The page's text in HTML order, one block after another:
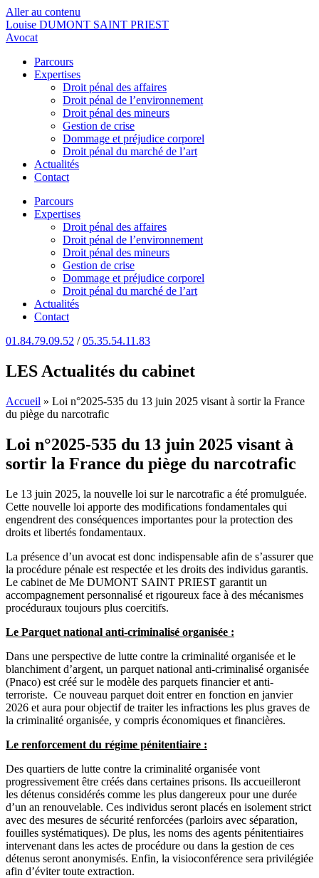
Aller au contenu
Louise DUMONT SAINT PRIEST
Avocat
Parcours
Expertises
Droit pénal des affaires
Droit pénal de l’environnement
Droit pénal des mineurs
Gestion de crise
Dommage et préjudice corporel
Droit pénal du marché de l’art
Actualités
Contact
Parcours
Expertises
Droit pénal des affaires
Droit pénal de l’environnement
Droit pénal des mineurs
Gestion de crise
Dommage et préjudice corporel
Droit pénal du marché de l’art
Actualités
Contact
01.84.79.09.52 /05.35.54.11.83
LES Actualités du cabinet
Accueil » Loi n°2025-535 du 13 juin 2025 visant à sortir la France
du piège du narcotrafic
Loi n°2025-535 du 13 juin 2025 visant à
sortir la France du piège du narcotrafic
Le 13 juin 2025, la nouvelle loi sur le narcotrafic a été promulguée.
Cette nouvelle loi apporte des modifications fondamentales qui
engendrent des conséquences importantes pour la protection des
droits et libertés fondamentaux.
La présence d’un avocat est donc indispensable afin de s’assurer que
la procédure pénale est respectée et les droits des individus garantis.
Le cabinet de Me DUMONT SAINT PRIEST garantit un
accompagnement personnalisé et rigoureux face à des mécanismes
procéduraux toujours plus coercitifs.
Le Parquet national anti-criminalisé organisée :
Dans une perspective de lutte contre la criminalité organisée et le
blanchiment d’argent, un parquet national anti-criminalisé organisée
(Pnaco) est créé sur le modèle des parquets financier et anti-
terroriste. Ce nouveau parquet doit entrer en fonction en janvier
2026 et aura pour objectif de traiter les infractions les plus graves de
la criminalité organisée, y compris économiques et financières.
Le renforcement du régime pénitentiaire :
Des quartiers de lutte contre la criminalité organisée vont
progressivement être créés dans certaines prisons. Ils accueilleront
les détenus considérés comme les plus dangereux pour une durée
d’un an renouvelable. Ces individus seront placés en isolement strict
avec des mesures de sécurité renforcées (parloirs avec séparation,
fouilles systématiques). De plus, les noms des agents pénitentiaires
intervenant dans les actes de procédure ou dans la gestion de ces
détenus seront anonymisés. Enfin, la visioconférence sera privilégiée
afin d’éviter toute extraction.